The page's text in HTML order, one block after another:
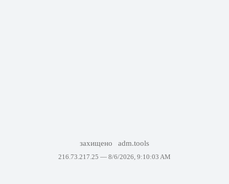
захищено adm.tools
216.73.217.25 — 8/6/2026, 9:10:03 AM